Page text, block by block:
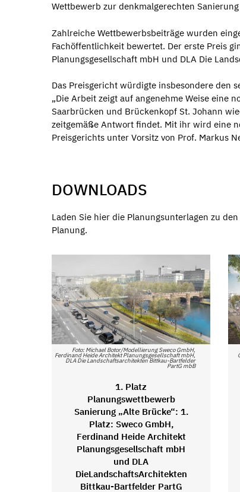
Wettbewerb zur denkmalgerechten
Zahlreiche Wettbewerbsbeiträge wurden
Fachöffentlichkeit bewertet. Der erste Preis
Planungsgesellschaft mbH und DLA Die
Das Preisgericht würdigte insbesondere den
„Die Arbeit zeigt auf angenehme Weise eine
Saarbrücken und Brückenkopf St. Johann
zeitgemäße Antwort findet. Mit ihr wird eine
Preisgerichts unter Vorsitz von Prof. Markus
DOWNLOADS
Laden Sie hier die Planungsunterlagen zu
Planung.
Foto: Michael Botor/Modellierung Sweco GmbH,
Ferdinand Heide Architekt Planungsgesellschaft mbH,
DLA Die Landschaftsarchitekten Bittkau-Bartfelder
PartG mbB
1. Platz
Planungswettbewerb
Sanierung „Alte Brücke“: 1.
Platz: Sweco GmbH,
Ferdinand Heide Architekt
Planungsgesellschaft mbH
und DLA
DieLandschaftsArchitekten
Bittkau-Bartfelder PartG